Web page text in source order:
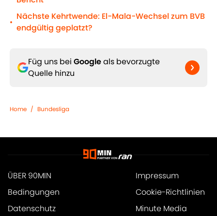
•
Nächste Kehrtwende: El-Mala-Wechsel zum BVB
endgültig geplatzt?
Füg uns bei Googleals bevorzugte
Quelle hinzu
Home / Bundesliga
ÜBER 90MIN
Impressum
Bedingungen
Cookie-Richtlinien
Datenschutz
Minute Media